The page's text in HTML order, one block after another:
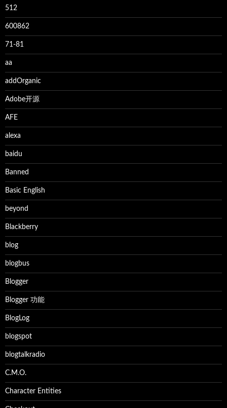
512
600862
71-81
aa
addOrganic
Adobe开源
AFE
alexa
baidu
Banned
Basic English
beyond
Blackberry
blog
blogbus
Blogger
Blogger 功能
BlogLog
blogspot
blogtalkradio
C.M.O.
Character Entities